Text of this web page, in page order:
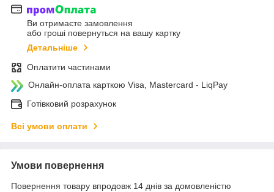
Ви отримаєте замовлення
або гроші повернуться на вашу картку
Детальніше
Оплатити частинами
Онлайн-оплата карткою Visa, Mastercard - LiqPay
Готівковий розрахунок
Всі умови оплати
Умови повернення
Повернення товару впродовж 14 днів за домовленістю